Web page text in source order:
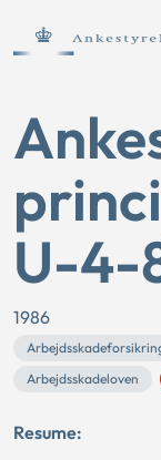
U-4-
1986
Arbejdsskadeloven
Resume: